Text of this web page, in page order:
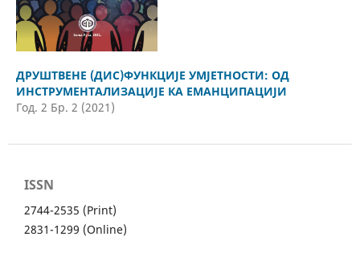
ДРУШТВЕНЕ (ДИС)ФУНКЦИЈЕ УМЈЕТНОСТИ: ОД
ИНСТРУМЕНТАЛИЗАЦИЈЕ КА ЕМАНЦИПАЦИЈИ
Год. 2 Бр. 2 (2021)
ISSN
2744-2535 (Print)
2831-1299 (Online)